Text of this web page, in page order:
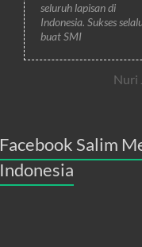
seluruh lapisan di
Indonesia. Sukses
buat SMI
Nuri
Facebook Salim
Indonesia